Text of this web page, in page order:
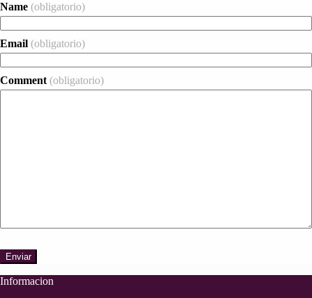
Name (obligatorio)
Email (obligatorio)
Comment (obligatorio)
Enviar
Informacion